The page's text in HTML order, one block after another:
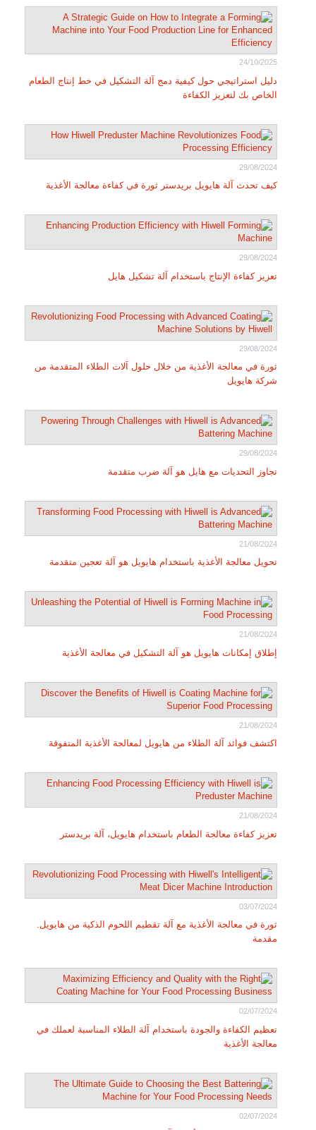
24/10/2025
دليل استراتيجي حول كيفية دمج آلة التشكيل في خط إنتاج الطعام
الخاص بك لتعزيز الكفاءة
29/08/2024
كيف تحدث آلة هايويل بريدستر ثورة في كفاءة معالجة الأغذية
29/08/2024
تعزيز كفاءة الإنتاج باستخدام آلة تشكيل هايل
29/08/2024
ثورة في معالجة الأغذية من خلال حلول آلات الطلاء المتقدمة من
شركة هايويل
29/08/2024
تجاوز التحديات مع هايل هو آلة ضرب متقدمة
21/08/2024
تحويل معالجة الأغذية باستخدام هايويل هو آلة تعجين متقدمة
21/08/2024
إطلاق إمكانات هايويل هو آلة التشكيل في معالجة الأغذية
21/08/2024
اكتشف فوائد آلة الطلاء من هايويل لمعالجة الأغذية المتفوقة
21/08/2024
تعزيز كفاءة معالجة الطعام باستخدام هايويل، آلة بريدستر
03/07/2024
ثورة في معالجة الأغذية مع آلة تقطيم اللحوم الذكية من هايويل.
مقدمة
02/07/2024
تعظيم الكفاءة والجودة باستخدام آلة الطلاء المناسبة لعملك في
معالجة الأغذية
02/07/2024